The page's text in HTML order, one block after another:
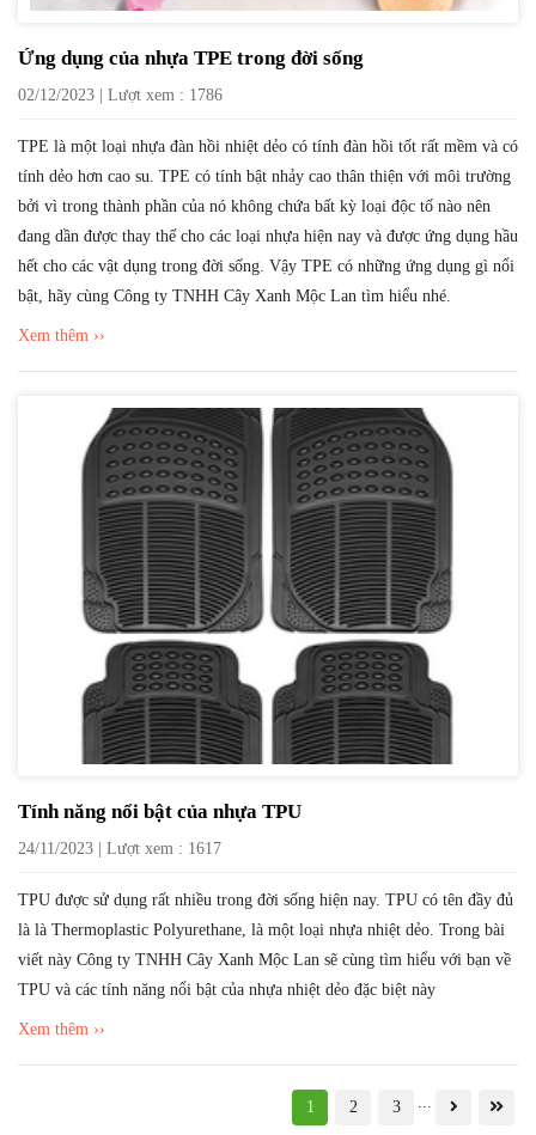
Ứng dụng của nhựa TPE trong đời sống
02/12/2023 | Lượt xem : 1786
TPE là một loại nhựa đàn hồi nhiệt dẻo có tính đàn hồi tốt rất mềm và có
tính dẻo hơn cao su. TPE có tính bật nhảy cao thân thiện với môi trường
bởi vì trong thành phần của nó không chứa bất kỳ loại độc tố nào nên
đang dần được thay thế cho các loại nhựa hiện nay và được ứng dụng hầu
hết cho các vật dụng trong đời sống. Vậy TPE có những ứng dụng gì nổi
bật, hãy cùng Công ty TNHH Cây Xanh Mộc Lan tìm hiểu nhé.
Xem thêm ››
Tính năng nổi bật của nhựa TPU
24/11/2023 | Lượt xem : 1617
TPU được sử dụng rất nhiều trong đời sống hiện nay. TPU có tên đầy đủ
là là Thermoplastic Polyurethane, là một loại nhựa nhiệt dẻo. Trong bài
viết này Công ty TNHH Cây Xanh Mộc Lan sẽ cùng tìm hiểu với bạn về
TPU và các tính năng nổi bật của nhựa nhiệt dẻo đặc biệt này
Xem thêm ››
1 2 3